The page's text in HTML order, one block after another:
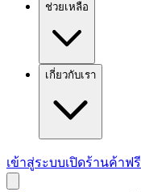
ช่วยเหลือ
เกี่ยวกับเรา
เข้าสู่ระบบเปิดร้านค้าฟรี